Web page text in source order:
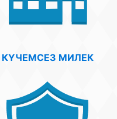
КҮЧЕМСЕЗ МИЛЕК